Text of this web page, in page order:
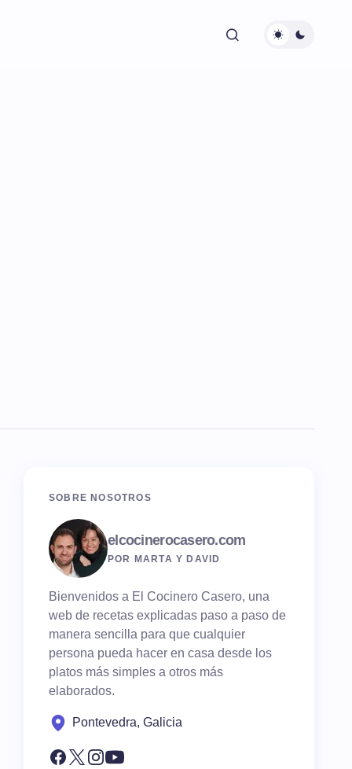
SOBRE NOSOTROS
elcocinerocasero.com
POR MARTA Y DAVID
Bienvenidos a El Cocinero Casero, una
web de recetas explicadas paso a paso de
manera sencilla para que cualquier
persona pueda hacer en casa desde los
platos más simples a otros más
elaborados.
Pontevedra, Galicia